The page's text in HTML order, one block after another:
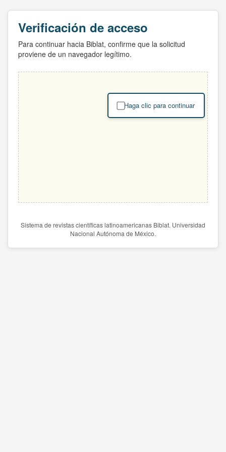
Verificación de acceso
Para continuar hacia Biblat, confirme que la solicitud
proviene de un navegador legítimo.
Haga clic para continuar
Sistema de revistas científicas latinoamericanas Biblat. Universidad
Nacional Autónoma de México.